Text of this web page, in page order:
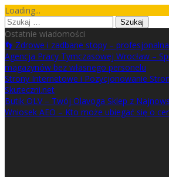
Skip
to
content
Loading...
Szukaj:
Ostatnie wiadomości
👣 Zdrowe i zadbane stopy –
Agencja Pracy Tymczasowej Wrocław –
magazynów bez własnego personelu
Strony Internetowe i Pozycjonowanie
Skuteczni.net
Butik OLV – Twój Olavoga Sklep z
Wniosek AEO – Kto może ubiegać się o